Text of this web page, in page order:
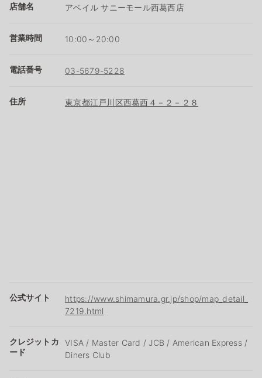
店舗名 アベイル サニーモール西葛西店
営業時間 10:00～20:00
電話番号 03-5679-5228
住所 東京都江戸川区西葛西４－２－２８
公式サイト
https://www.shimamura.gr.jp/shop/map_detail_
7219.html
クレジットカ
ード
VISA / Master Card / JCB / American Express /
Diners Club